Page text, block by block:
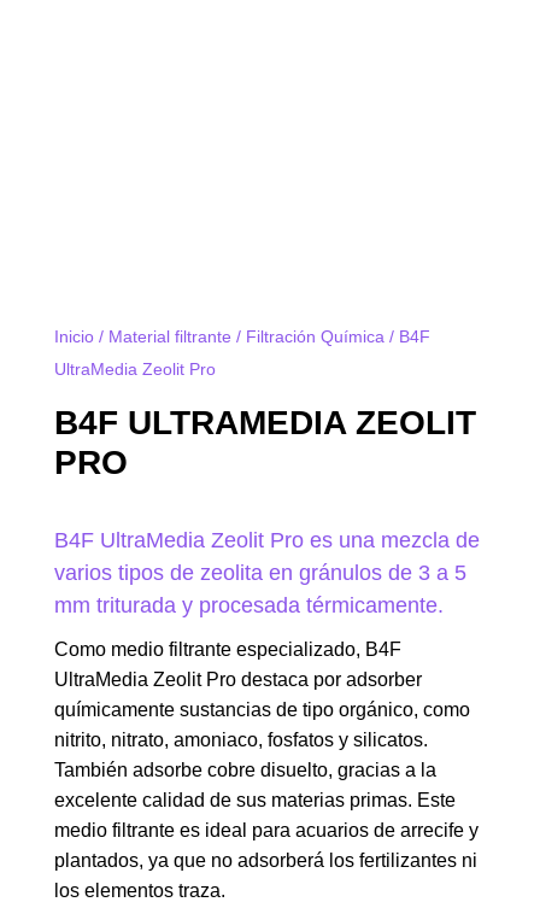
Inicio/ Material filtrante / Filtración Química / B4F
UltraMedia Zeolit Pro
B4F ULTRAMEDIA ZEOLIT
PRO
B4F UltraMedia Zeolit Pro es una mezcla de
varios tipos de zeolita en gránulos de 3 a 5
mm triturada y procesada térmicamente.
Como medio filtrante especializado, B4F
UltraMedia Zeolit Pro destaca por adsorber
químicamente sustancias de tipo orgánico, como
nitrito, nitrato, amoniaco, fosfatos y silicatos.
También adsorbe cobre disuelto, gracias a la
excelente calidad de sus materias primas. Este
medio filtrante es ideal para acuarios de arrecife y
plantados, ya que no adsorberá los fertilizantes ni
los elementos traza.